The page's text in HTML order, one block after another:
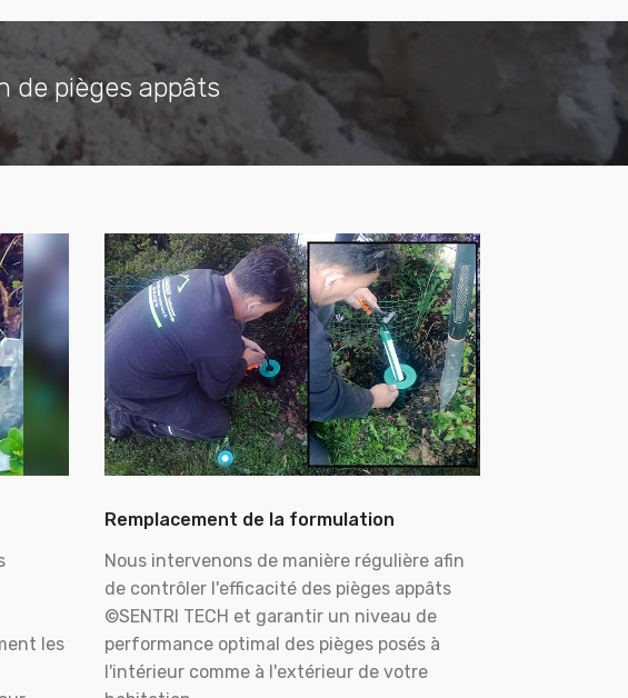
de pièges appâts
les
Remplacement de la formulation
Nous intervenons de manière régulière afin
de contrôler l'efficacité des pièges appâts
©SENTRI TECH et garantir un niveau de
performance optimal des pièges posés à
l'intérieur comme à l'extérieur de votre